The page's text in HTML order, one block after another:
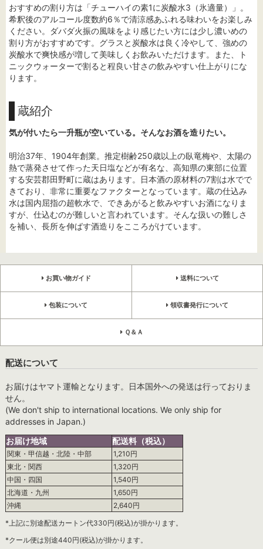
おすすめの割り方は「チューハイの素1に炭酸水3（氷適量）」。
希釈後のアルコール度数約6％で清涼感あふれる味わいをお楽しみ
ください。ダバダ火振の風味をより感じたい方には少し濃いめの
割り方がおすすめです。グラスと炭酸水は良く冷やして、強めの
炭酸水で爽快感が増して美味しくお飲みいただけます。また、ト
ニックウォーターで割ると程良い甘さの飲みやすい仕上がりにな
ります。
蔵紹介
気が付いたら一升瓶が空いている。そんなお酒を造りたい。
明治37年、1904年創業。推定樹齢250歳以上の臥竜梅や、太陽の
熱で蒸発させて作った天日塩などが有名な、高知県の東部に位置
する安芸郡田野町に蔵はあります。日本酒の原材料の7割は水でで
きており、非常に重要なファクターとなっています。蔵の仕込み
水は国内屈指の超軟水で、できあがると飲みやすいお酒になりま
すが、仕込むのが難しいと言われています。そんな扱いの難しさ
を補い、長所を伸ばす酒造りをこころがけています。
お買い物ガイド 送料について
包装について 領収書発行について
Ｑ＆Ａ
配送について
お届けはヤマト運輸となります。日本国外への発送は行っておりま
せん。
(We don't ship to international locations. We only ship for
addresses in Japan.)
お届け地域
配送料（税込）
関東・甲信越・北陸・中部
1,210円
東北・関西
1,320円
中国・四国
1,540円
北海道・九州
1,650円
沖縄
2,640円
*上記に別途配送カートン代330円(税込)が掛かります。
*クール便は別途440円(税込)が掛かります。